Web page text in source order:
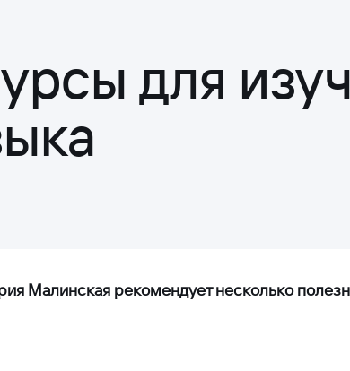
для
Малинская рекомендует несколько